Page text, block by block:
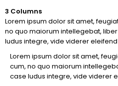
3 Columns
Lorem ipsum dolor sit amet,
no quo maiorum intellegebat,
ludus integre, vide viderer
Lorem ipsum dolor sit amet,
cum, no quo maiorum
case ludus integre, vide viderer